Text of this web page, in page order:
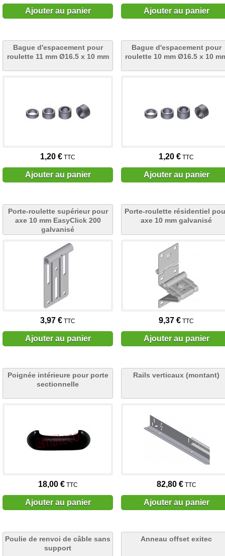
Ajouter au panier Ajouter au panier
Bague d'espacement pour
roulette 11 mm Ø16.5 x 10 mm
1,20 € TTC
Ajouter au panier
Bague d'espacement pour
roulette 10 mm Ø16.5 x 10
1,20 € TTC
Ajouter au panier
Porte-roulette supérieur pour
axe 10 mm EasyClick 200
galvanisé
3,97 € TTC
Ajouter au panier
Porte-roulette résidentiel
axe 10 mm galvanisé
9,37 € TTC
Ajouter au panier
Poignée intérieure pour porte
sectionnelle
18,00 €TTC
Ajouter au panier
Rails verticaux (montant)
82,80 €TTC
Ajouter au panier
Poulie de renvoi de câble sans
support
Anneau offset exitec